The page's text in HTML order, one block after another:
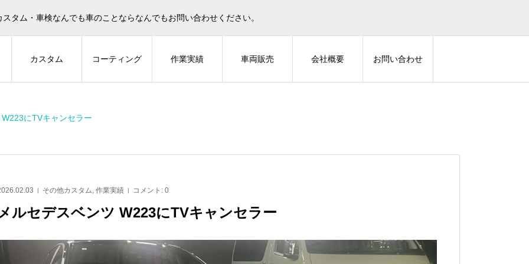
タム・車検なんでも車のことならなんでもお問い合わせください。
カスタム コーティング 作業実績 車両販売 会社概要 お問い合わせ
にTVキャンセラー
その他カスタム, 作業実績 コメント: 0
ルセデスベンツ W223にTVキャンセラー
30アルファード に CLIFFORD ランドクルーザー300 に CLIFF 40アルファード に Z-GUARD